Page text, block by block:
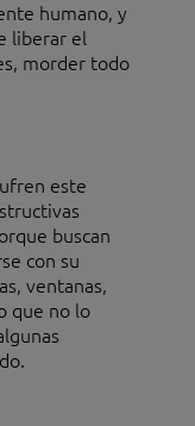
humano, y
liberar el
morder todo
este
buscan
con su
ventanas,
que no lo